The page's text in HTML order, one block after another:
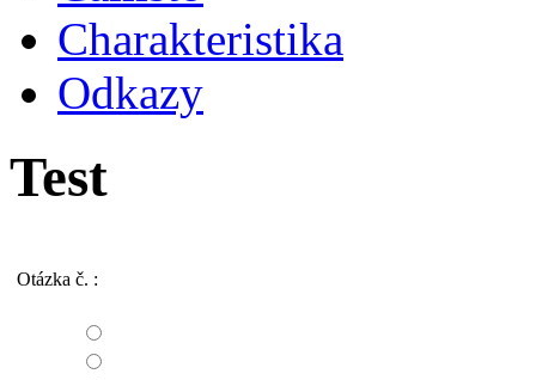
Charakteristika
Odkazy
Test
Otázka č. :